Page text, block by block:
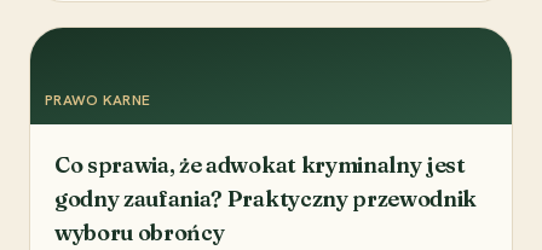
PRAWO KARNE
Co sprawia, że adwokat kryminalny jest
godny zaufania? Praktyczny przewodnik
wyboru obrońcy